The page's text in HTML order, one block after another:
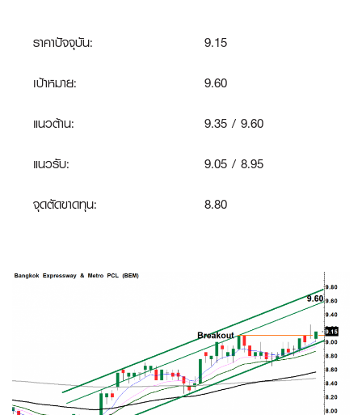
ราคาปัจจุบัน:
9.15
เป้าหมาย:
9.60
แนวต้าน:
9.35 / 9.60
แนวรับ:
9.05 / 8.95
จุดตัดขาดทุน: 8.80